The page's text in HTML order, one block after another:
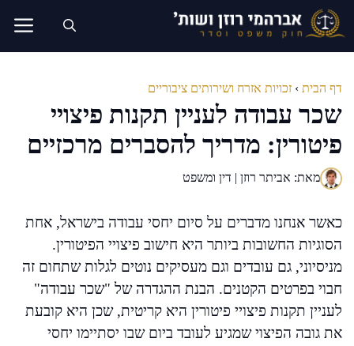
לדלג
לתוכן
דף הבית › זכויות אזרח ושירותים ציבוריים
שכר עבודה לעניין תקנות פיצויי
פיטורין: מדריך להסברים מרכזיים
מאת: אביתר רוזן | דין ומשפט
כאשר אנחנו מדברים על סיום יחסי עבודה בישראל, אחת
הסוגיות החשובות ביותר היא חישוב פיצויי הפיטורין.
מניסיוני, גם עובדים וגם מעסיקים נוטים לגלות שתחום זה
חבוי בפרטים הקטנים. הבנת ההגדרה של "שכר עבודה"
לעניין תקנות פיצויי פיטורין היא קריטית, שכן היא קובעת
את גובה הפיצוי שמגיע לעובד ביום שבו יסתיימו יחסי